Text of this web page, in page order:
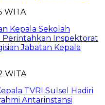
WITA
Kepala Sekolah
Perintahkan Inspektorat
Jabatan Kepala
WITA
TVRI Sulsel Hadiri
Antarinstansi